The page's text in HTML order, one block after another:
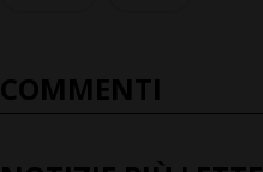
COMMENTI